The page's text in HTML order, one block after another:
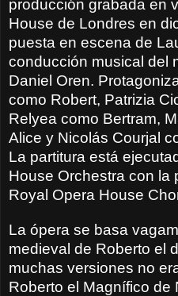
producción grabada en
House de Londres en
puesta en escena de
conducción musical del
Daniel Oren.
como Robert, Patrizia
Relyea como Bertram,
Alice y Nicolás Courjal
La partitura está
House Orchestra con la
Royal Opera House
La ópera se basa
medieval de Roberto el
muchas versiones no
Roberto el Magnífico de